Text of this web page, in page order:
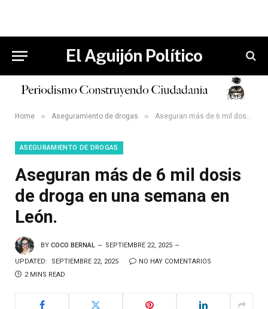
El Aguijón Político
Home » Aseguramiento de drogas » Aseguran más de 6 mil dosis de droga en una semana en León.
ASEGURAMIENTO DE DROGAS
Aseguran más de 6 mil dosis
de droga en una semana en
León.
BY COCO BERNAL SEPTIEMBRE 22, 2025
UPDATED: SEPTIEMBRE 22, 2025
NO HAY COMENTARIOS
2 MINS READ